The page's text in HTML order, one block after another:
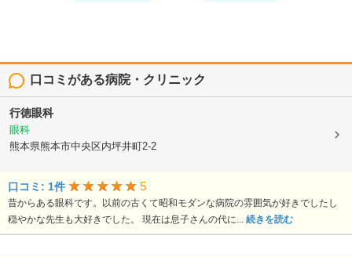
口コミがある病院・クリニック
行徳眼科
眼科
熊本県熊本市中央区内坪井町2-2
口コミ: 1件 5
昔からある眼科です。以前の古くて昭和モダンな病院の雰囲気が好きでしたし
穏やかな先生も大好きでした。 現在は息子さんの代に... 続きを読む